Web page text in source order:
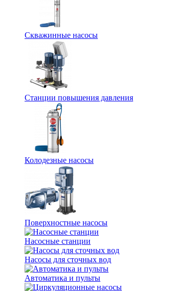
Скважинные насосы
Станции повышения давления
Колодезные насосы
Поверхностные насосы
Насосные станции
Насосы для сточных вод
Автоматика и пульты